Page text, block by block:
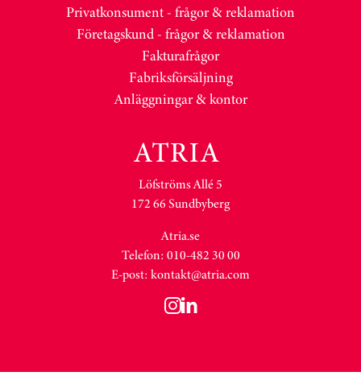
Privatkonsument - frågor & reklamation
Företagskund - frågor & reklamation
Fakturafrågor
Fabriksförsäljning
Anläggningar & kontor
Löfströms Allé 5
172 66 Sundbyberg
Atria.se
Telefon: 010-482 30 00
E-post: kontakt@atria.com